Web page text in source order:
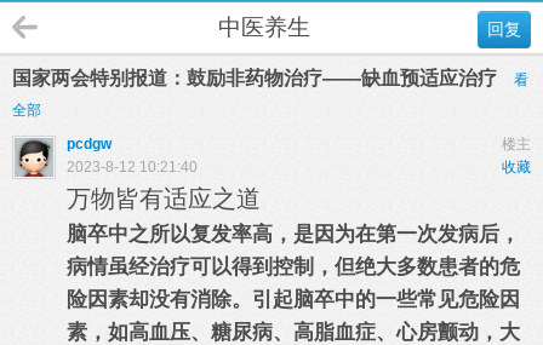
回复
中医养生
国家两会特别报道：鼓励非药物治疗——缺血预适应治疗
看
全部
楼主
pcdgw
收藏
2023-8-12 10:21:40
万物皆有适应之道
脑卒中之所以复发率高，是因为在第一次发病后，
病情虽经治疗可以得到控制，但绝大多数患者的危
险因素却没有消除。引起脑卒中的一些常见危险因
素，如高血压、糖尿病、高脂血症、心房颤动，大